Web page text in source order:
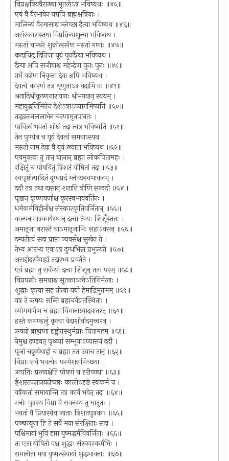
विप्रक्षत्रियवैराढ्या भूतलेऽत्र भविष्यथः ॥४५॥
एवं वै वैरभावेन यद्यपि ब्रह्मक्षत्रियाः ।
मालिन्यं वैरमासाद्य म्लेच्छा दैत्या भविष्यथ ॥४६॥
असंस्कारास्तथा विप्रक्रियाशून्या भविष्यथ ।
मरुतां चाम्बरे शुक्रोत्सर्गेण मरुतां गणाः ॥४७॥
कदाचिद् दितिजा यूयं पुनर्दैत्या भविष्यथ ।
दैत्या अपि सजीवाश्च महेन्द्रेण पुनः पुनः ॥४८॥
गर्भे वज्रेण निकृत्ता देवा अपि भविष्यथ ।
देवत्वे कारणं तत्र शृणुताऽत्र वदामि वः ॥४९॥
अनादिश्रीकृष्णनारायणः श्रीभगवान् स्वयम् ।
महायुद्धनिमित्तेन देशेऽत्राऽप्यागमिष्यति ॥५०॥
तद्धस्तजललाभेन चरणामृतपानतः ।
पावित्र्यं भवतां शीघ्रं तदा त्वत्र भविष्यति ॥५१॥
तेन पुण्येन च यूयं देवत्वं समवाप्स्यथ ।
मरुतो नाम देवा वै यूयं ख्याता भविष्यथ ॥५२॥
एवमुक्त्वा तु तान् बालान् ब्रह्मा लोकपितामहः ।
रक्षितुं च पोषयितुं त्रिशतं योषितां तदा ॥५३॥
स्वपृष्ठोत्पादितं दुग्धप्रदं म्लेच्छस्वभावजम् ।
ददौ तत्र तथा दासान् शतानि त्रीणि सन्ददौ ॥५४॥
पृष्ठान् कृष्णवर्णांश्च क्रूरस्वभाववर्तिनः ।
धर्मकर्मविहीनाँश्च संस्कारकृतिवर्जितान् ॥५५॥
कल्पनामात्रकार्यस्थान् दत्वा तेभ्यः शिशूँस्ततः ।
अमातृजा नरास्ते चाऽमातृजाभिः सहाऽवसन् ॥५६॥
दम्पतीत्वं सदा प्राप्ता न्यवसँश्च सुखेन ते ।
तेभ्य आरभ्य एवाऽत्र दुग्धभिन्ना प्रभुज्यते ॥५७॥
असहोदरवैवाह्यं तदारभ्य प्रवर्तते ।
एवं ब्रह्मा तु सर्वेभ्यो दत्वा शिशून् ततः परम् ॥५८॥
विप्रपत्नीः समग्राश्च सूतकाऽन्तेऽतिनिर्मलाः ।
शुद्धाः कृत्वा सह नीत्वा ययौ हेमाद्रिमुत्तमम् ॥५९॥
यत्र ते ऋषयः सन्ति ब्रह्मचर्यव्रतस्थिताः ।
व्योममार्गेण च ब्रह्मा विमानाग्र्यादवातरत् ॥६०॥
हस्ते कमण्डलुं कृत्वा वेदाशीर्वादमुच्चरन् ।
ऋषयो ब्राह्मणा दृष्ट्वोत्तस्थुर्मग्नाः पितामहम् ॥६१॥
नेमुश्च दण्डवत् पृथ्व्यां सम्भूयाऽप्यासनं ददौ ।
पूजां चक्रुर्यथार्हा च ब्रह्मा तत उवाच तान् ॥६२॥
विप्राः सर्वं भवत्येव परमेशसमिच्छया ।
उत्पत्तिः प्रलयश्चेति पोषणं च हरीच्छया ॥६३॥
ईशस्तज्ज्ञानयत्नेच्छाः कालोऽदृष्टं स्वकर्म च ।
यत्रैकतां समायान्ति तत्र कार्यं भवेत् तदा ॥६४॥
मनोः पुत्रस्य विप्रा वै सवनस्य तु धातुतः ।
भवतां वै प्रियास्वेव जाताः त्रिशतपुत्रकाः ॥६५॥
पञ्चन्यूना हि ते सर्वे मया संरक्षिताः सदा ।
पश्चिमायां भुवि दृप्ता युष्मद्धर्मविवर्जिताः ॥६६॥
ता एता योषितो वश्च शुद्धाः संस्कारकर्मभिः ।
समानीता मया युष्मत्सेवायां शुद्धभावनाः ॥६७॥